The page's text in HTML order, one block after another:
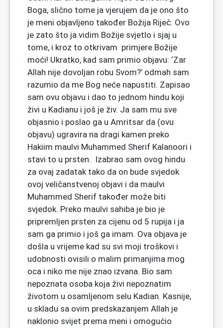
Boga, slično tome ja vjerujem da je ono što
je meni objavljeno također Božija Riječ. Ovo
je zato što ja vidim Božije svjetlo i sjaj u
tome, i kroz to otkrivam primjere Božije
moći! Ukratko, kad sam primio objavu: ‘Zar
Allah nije dovoljan robu Svom?’ odmah sam
razumio da me Bog neće napustiti. Zapisao
sam ovu objavu i dao to jednom hindu koji
živi u Kadianu i još je živ. Ja sam mu sve
objasnio i poslao ga u Amritsar da (ovu
objavu) ugravira na dragi kamen preko
Hakiim maulvi Muhammed Sherif Kalanoori i
stavi to u prsten. Izabrao sam ovog hindu
za ovaj zadatak tako da on bude svjedok
ovoj veličanstvenoj objavi i da maulvi
Muhammed Sherif također može biti
svjedok. Preko maulvi sahiba je bio je
pripremljen prsten za cijenu od 5 rupija i ja
sam ga primio i još ga imam. Ova objava je
došla u vrijeme kad su svi moji troškovi i
udobnosti ovisili o malim primanjima mog
oca i niko me nije znao izvana. Bio sam
nepoznata osoba koja živi nepoznatim
životom u osamljenom selu Kadian. Kasnije,
u skladu sa ovim predskazanjem Allah je
naklonio svijet prema meni i omogućio